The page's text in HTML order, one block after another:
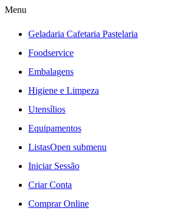
Menu
Geladaria Cafetaria Pastelaria
Foodservice
Embalagens
Higiene e Limpeza
Utensílios
Equipamentos
ListasOpen submenu
Iniciar Sessão
Criar Conta
Comprar Online